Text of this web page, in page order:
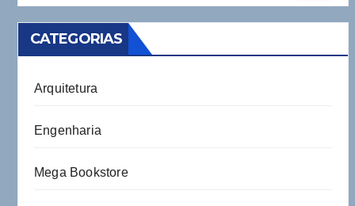
CATEGORIAS
Arquitetura
Engenharia
Mega Bookstore